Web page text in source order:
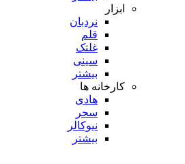
ابزار
نردبان
قلم
غلتک
سینی
بیشتر
کارخانه ها
هادی
سحر
نیوکالر
بیشتر